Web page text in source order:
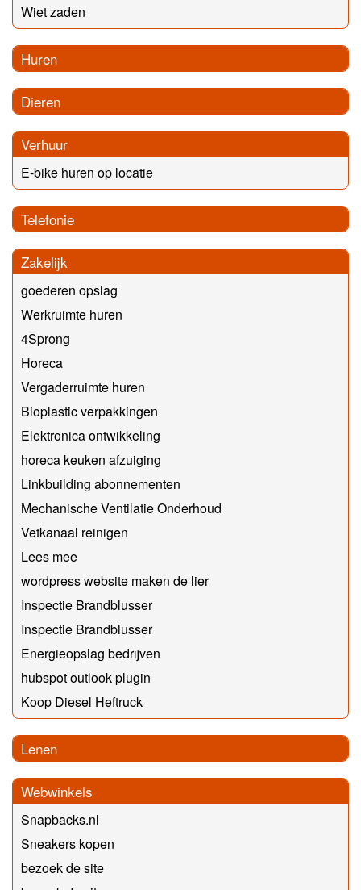
Wiet zaden
Huren
Dieren
Verhuur
E-bike huren op locatie
Telefonie
Zakelijk
goederen opslag
Werkruimte huren
4Sprong
Horeca
Vergaderruimte huren
Bioplastic verpakkingen
Elektronica ontwikkeling
horeca keuken afzuiging
Linkbuilding abonnementen
Mechanische Ventilatie Onderhoud
Vetkanaal reinigen
Lees mee
wordpress website maken de lier
Inspectie Brandblusser
Inspectie Brandblusser
Energieopslag bedrijven
hubspot outlook plugin
Koop Diesel Heftruck
Lenen
Webwinkels
Snapbacks.nl
Sneakers kopen
bezoek de site